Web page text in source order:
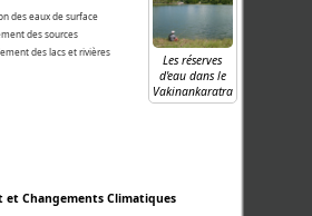
Les réserves
d'eau dans le
Vakinankaratra
des eaux de surface
des sources
des lacs et rivières
et Changements Climatiques